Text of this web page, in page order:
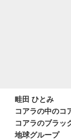
畦田 ひとみ
コアラの中のコ
コアラのブラッ
地球グループ